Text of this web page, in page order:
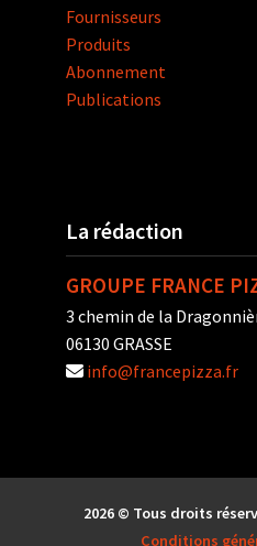
Fournisseurs
Produits
Abonnement
Publications
La rédaction
GROUPE FRANCE
3 chemin de la
06130 GRASSE
info@francepizza.fr
2026 © Tous droits
Conditions